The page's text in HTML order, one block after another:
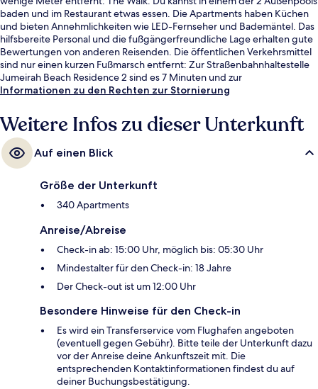
baden und im Restaurant etwas essen. Die Apartments haben Küchen
und bieten Annehmlichkeiten wie LED-Fernseher und Bademäntel. Das
hilfsbereite Personal und die fußgängerfreundliche Lage erhalten gute
Bewertungen von anderen Reisenden. Die öffentlichen Verkehrsmittel
sind nur einen kurzen Fußmarsch entfernt: Zur Straßenbahnhaltestelle
Jumeirah Beach Residence 2 sind es 7 Minuten und zur
Straßenbahnhaltestelle Jumeirah Beach Residence 1 13 Minuten.
Informationen zu den Rechten zur Stornierung
Weitere Infos zu dieser Unterkunft
Auf einen Blick
Größe der Unterkunft
340 Apartments
Anreise/Abreise
Check-in ab: 15:00 Uhr, möglich bis: 05:30 Uhr
Mindestalter für den Check-in: 18 Jahre
Der Check-out ist um 12:00 Uhr
Besondere Hinweise für den Check-in
Es wird ein Transferservice vom Flughafen angeboten
(eventuell gegen Gebühr). Bitte teile der Unterkunft dazu
vor der Anreise deine Ankunftszeit mit. Die
entsprechenden Kontaktinformationen findest du auf
deiner Buchungsbestätigung.